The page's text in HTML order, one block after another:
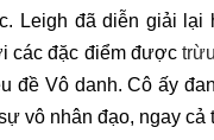
Leigh đã diễn giải lại
các đặc điểm được
đề Vô danh. Cô ấy
vô nhân đạo, ngay